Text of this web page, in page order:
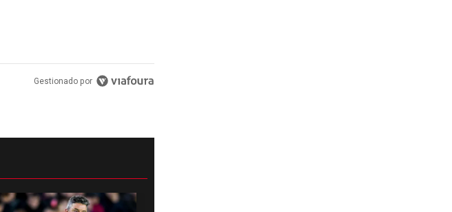
Gestionado por